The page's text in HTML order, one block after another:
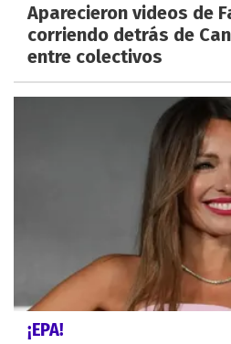
Aparecieron videos de
corriendo detrás de
entre colectivos
¡EPA!